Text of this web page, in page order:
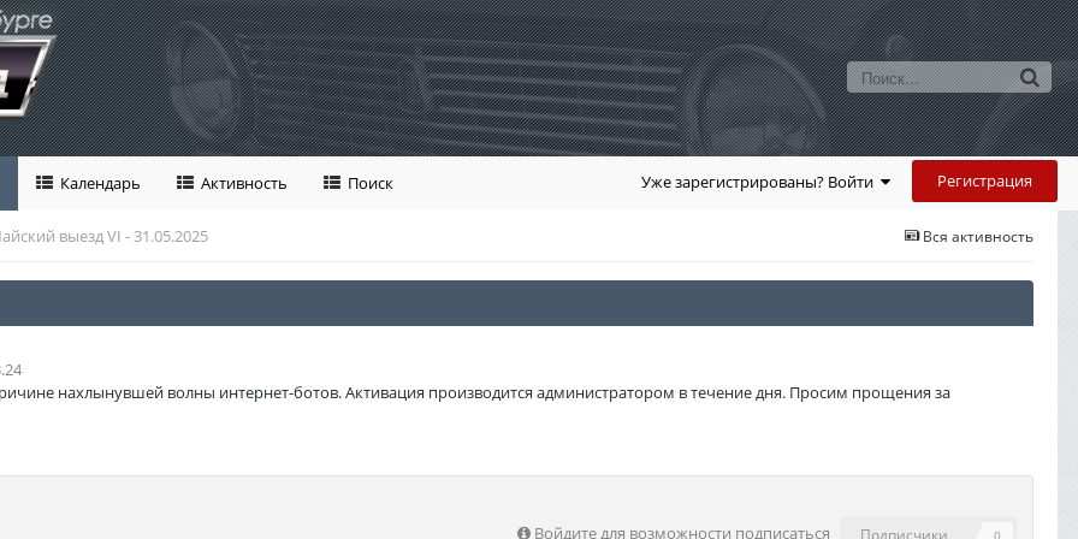
Уже зарегистрированы? Войти Регистрация
Календарь Активность Поиск
Вся активность
выезд VI - 31.05.2025
нахлынувшей волны интернет-ботов. Активация производится администратором в течение дня. Просим прощения за
Войдите для возможности подписаться Подписчики 0